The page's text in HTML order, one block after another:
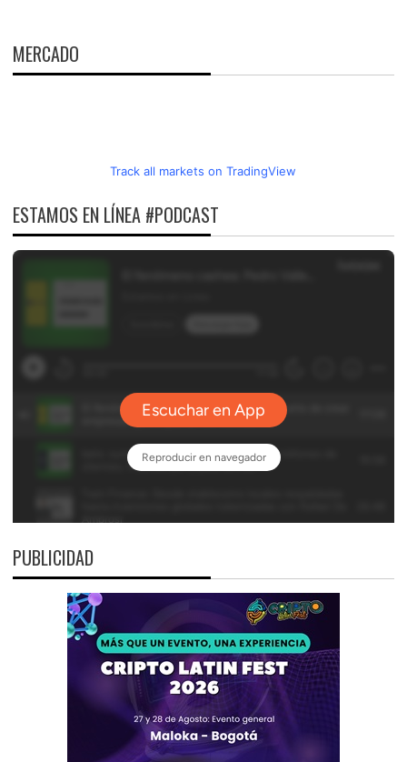
MERCADO
Track all markets on TradingView
ESTAMOS EN LÍNEA #PODCAST
PUBLICIDAD